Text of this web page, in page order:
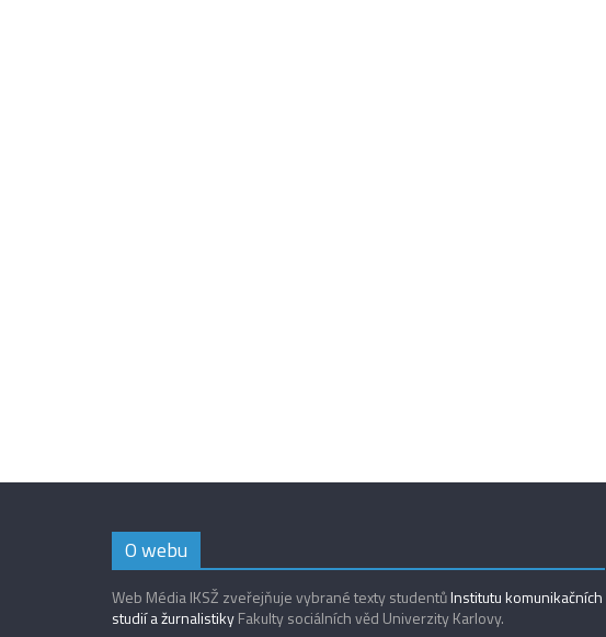
O webu
Web Média IKSŽ zveřejňuje vybrané texty studentůInstitutu komunikačních
studií a žurnalistikyFakulty sociálních věd Univerzity Karlovy.